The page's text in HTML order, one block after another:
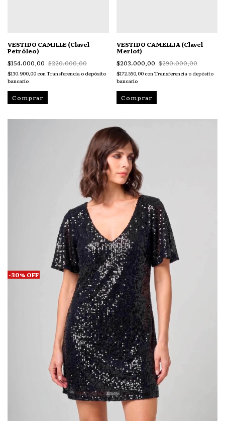
VESTIDO CAMILLE (Clavel
Petróleo)
$154.000,00 $220.000,00
$130.900,00 con Transferencia o depósito
bancario
Comprar
VESTIDO CAMELLIA (Clavel
Merlot)
$203.000,00 $290.000,00
$172.550,00 con Transferencia o depósito
bancario
Comprar
-30% OFF